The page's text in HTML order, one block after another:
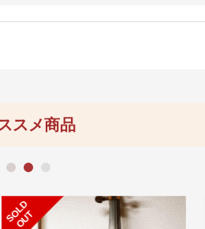
スメ商品
S
L
D
O
U
1 2 3